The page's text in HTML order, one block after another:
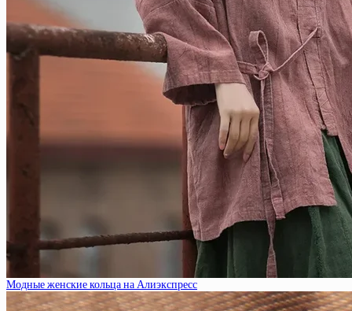
Модные женские кольца на Алиэкспресс